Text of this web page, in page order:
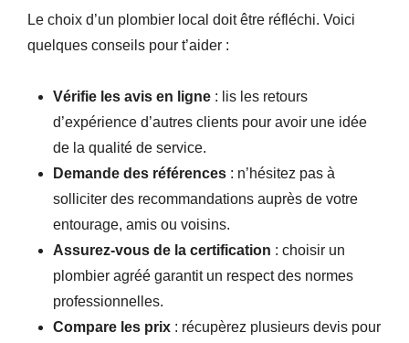
Le choix d’un plombier local doit être réfléchi. Voici
quelques conseils pour t’aider :
Vérifie les avis en ligne : lis les retours
d’expérience d’autres clients pour avoir une idée
de la qualité de service.
Demande des références : n’hésitez pas à
solliciter des recommandations auprès de votre
entourage, amis ou voisins.
Assurez-vous de la certification : choisir un
plombier agréé garantit un respect des normes
professionnelles.
Compare les prix : récupèrez plusieurs devis pour